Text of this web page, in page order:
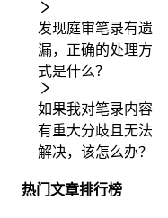
发现庭审笔录有遗
漏，正确的处理方
式是什么？
如果我对笔录内容
有重大分歧且无法
解决，该怎么办？
热门文章排行榜